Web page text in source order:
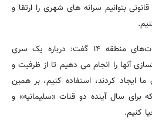
بتوانیم سرانه های شهری را ارتقا و
وی درباره آخرین وضعیت قنات‌های منطقه ۱۴ گفت: درباره یک سری
آنها را انجام می دهیم تا از ظرفیت و
ما ایجاد کردند، استفاده کنیم، بر همین
سال آینده دو قنات «سلیمانیه» و
کنیم.